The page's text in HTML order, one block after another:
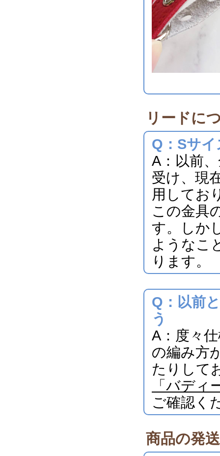
リードに
Q：Sサ
A：以前
受け、現
用してお
この金具
す。しか
ようなこ
ります。
Q：以前
う
A：度々
の編み方
たりして
「バデ
ご確認く
商品の発